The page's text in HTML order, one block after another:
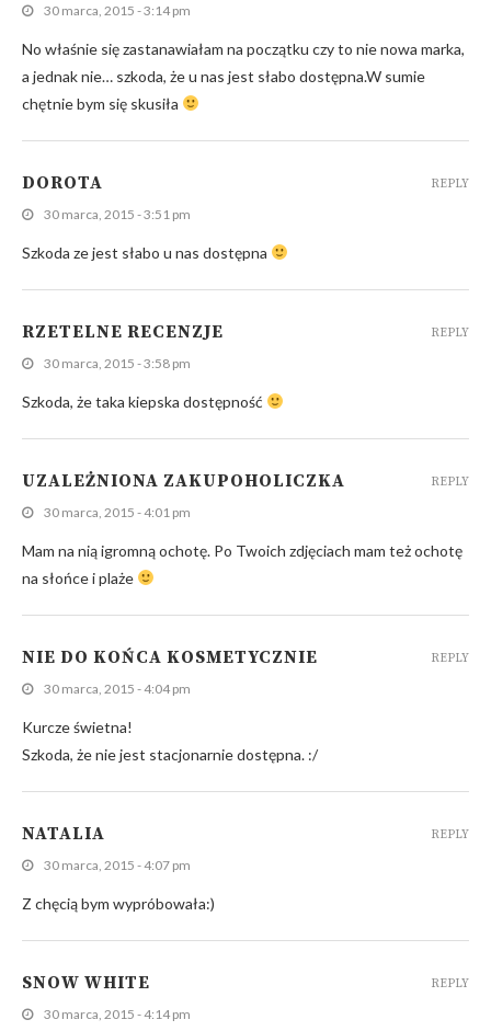
30 marca, 2015 - 3:14 pm
No właśnie się zastanawiałam na początku czy to nie nowa marka,
a jednak nie… szkoda, że u nas jest słabo dostępna.W sumie
chętnie bym się skusiła
DOROTA
30 marca, 2015 - 3:51 pm
Szkoda ze jest słabo u nas dostępna
REPLY
RZETELNE RECENZJE
30 marca, 2015 - 3:58 pm
Szkoda, że taka kiepska dostępność
REPLY
UZALEŻNIONA ZAKUPOHOLICZKA
30 marca, 2015 - 4:01 pm
Mam na nią igromną ochotę. Po Twoich zdjęciach mam też ochotę
na słońce i plaże
REPLY
NIE DO KOŃCA KOSMETYCZNIE
30 marca, 2015 - 4:04 pm
Kurcze świetna!
Szkoda, że nie jest stacjonarnie dostępna. :/
REPLY
NATALIA
30 marca, 2015 - 4:07 pm
Z chęcią bym wypróbowała:)
REPLY
SNOW WHITE
30 marca, 2015 - 4:14 pm
REPLY